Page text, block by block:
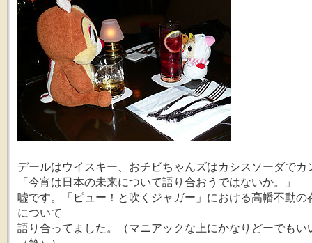
デールはウイスキー、おチビちゃんズはカシスソーダでカ
「今宵は日本の未来について語り合おうではないか。」
嘘です。「ピュー！と吹くジャガー」における高幡不動の
について
語り合ってました。（マニアックな上にかなりどーでもい